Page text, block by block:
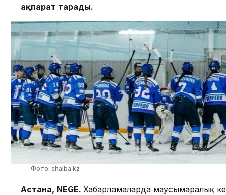
ақпарат тарады.
Фото: shaiba.kz
Астана, NEGE. Хабарламаларда маусымаралық